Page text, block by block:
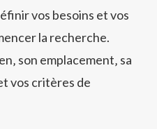
vos besoins et vos
la recherche.
son emplacement‚ sa
vos critères de